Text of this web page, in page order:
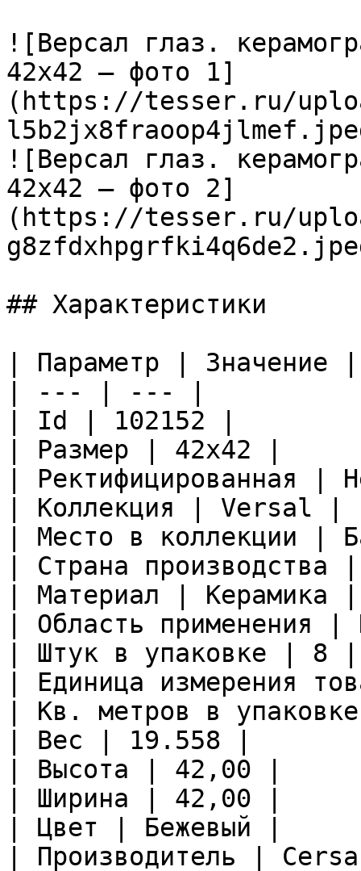
![Версал глаз.
42x42 — фото 1]
(https://tesser.ru/
![Версал глаз.
42x42 — фото 2]
(https://tesser.ru/
## Характеристики
| Параметр | Значение |
| --- | --- |
| Id | 102152 |
| Размер | 42x42 |
| Ректифицированная |
| Коллекция | Versal |
| Место в коллекции |
| Страна
| Материал | Керамика |
| Область применения
| Штук в упаковке | 8 |
| Единица измерения
| Кв. метров в
| Вес | 19.558 |
| Высота | 42,00 |
| Ширина | 42,00 |
| Цвет | Бежевый |
| Производитель |